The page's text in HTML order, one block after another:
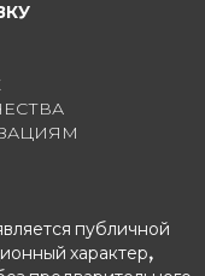
публичной
характер,